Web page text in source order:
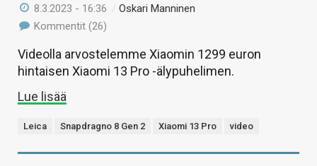
8.3.2023 - 16:36 /Oskari Manninen
Kommentit (26)
Videolla arvostelemme Xiaomin 1299 euron
hintaisen Xiaomi 13 Pro -älypuhelimen.
Lue lisää
Leica Snapdragno 8 Gen 2 Xiaomi 13 Pro video